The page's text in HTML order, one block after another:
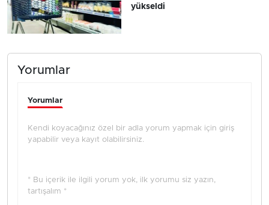
yükseldi
Yorumlar
Yorumlar
Kendi koyacağınız özel bir adla yorum yapmak için giriş
yapabilir veya kayıt olabilirsiniz.
* Bu içerik ile ilgili yorum yok, ilk yorumu siz yazın,
tartışalım *